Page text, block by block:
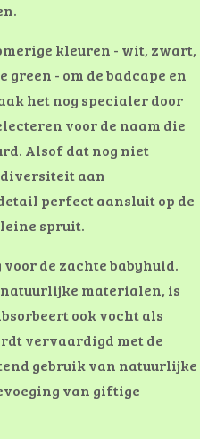
kleuren - wit, zwart,
green - om de badcape en
het nog specialer door
voor de naam die
Alsof dat nog niet
diversiteit aan
perfect aansluit op de
spruit.
de zachte babyhuid.
materialen, is
ook vocht als
vervaardigd met de
gebruik van natuurlijke
van giftige